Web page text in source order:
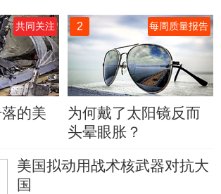
共同关注
的美
2 每周质量报告
为何戴了太阳镜反而
头晕眼胀？
美国拟动用战术核武器对抗大
国